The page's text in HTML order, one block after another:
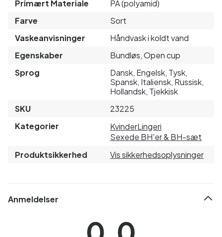
Primært Materiale
PA (polyamid)
Farve
Sort
Vaskeanvisninger
Håndvask i koldt vand
Egenskaber
Bundløs, Open cup
Sprog
Dansk, Engelsk, Tysk,
Spansk, Italiensk, Russisk,
Hollandsk, Tjekkisk
SKU
23225
Kategorier
KvinderLingeri
Sexede BH'er & BH-sæt
Produktsikkerhed
Vis sikkerhedsoplysninger
Anmeldelser